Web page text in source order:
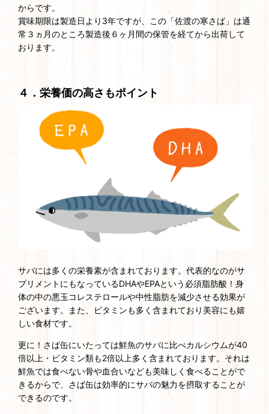
からです。
賞味期限は製造日より3年ですが、この「佐渡の寒さば」は通
常３ヵ月のところ製造後６ヶ月間の保管を経てから出荷して
おります。
４．栄養価の高さもポイント
サバには多くの栄養素が含まれております。代表的なのがサ
プリメントにもなっているDHAやEPAという必須脂肪酸！身
体の中の悪玉コレステロールや中性脂肪を減少させる効果が
ございます。また、ビタミンも多く含まれており美容にも嬉
しい食材です。
更に！さば缶にいたっては鮮魚のサバに比べカルシウムが40
倍以上・ビタミン類も2倍以上多く含まれております。それは
鮮魚では食べない骨や血合いなども美味しく食べることがで
きるからで、さば缶は効率的にサバの魅力を摂取することが
できるのです。